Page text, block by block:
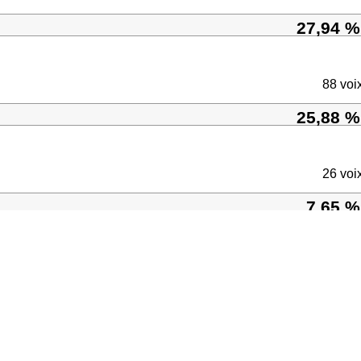
27,94 %
88
25,88 %
26
7,65 %